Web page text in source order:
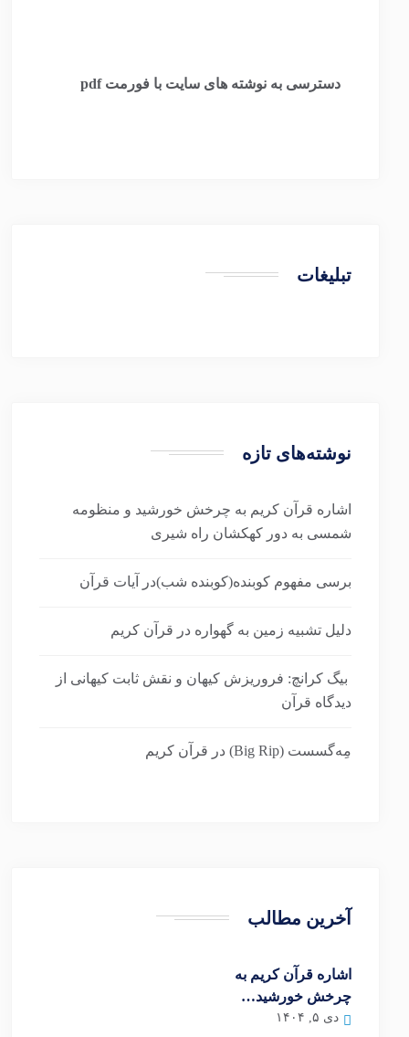
دسترسی به نوشته های سایت با فورمت pdf
تبلیغات
نوشته‌های تازه
اشاره قرآن کریم به چرخش خورشید و منظومه
شمسی به دور کهکشان راه شیری
برسی مفهوم کوبنده(کوبنده شب)در آیات قرآن
دلیل تشبیه زمین به گهواره در قرآن کریم
بیگ کرانچ: فروریزش کیهان و نقش ثابت کیهانی از
دیدگاه قرآن
مِه‌گسست (Big Rip) در قرآن کریم
آخرین مطالب
اشاره قرآن کریم به
چرخش خورشید…
دی ۵, ۱۴۰۴